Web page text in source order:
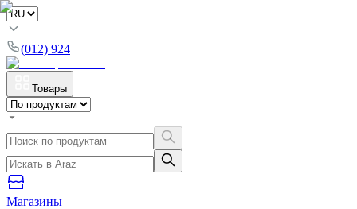
(012) 924
Товары
Магазины